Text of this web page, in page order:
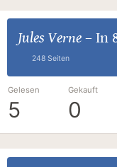
Jules Verne– In
248 Seiten
Gelesen
5
Gekauft
0